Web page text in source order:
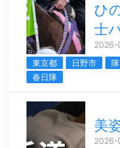
ひ
士
2026-
東京都
日野市
春日隊
美
2026-